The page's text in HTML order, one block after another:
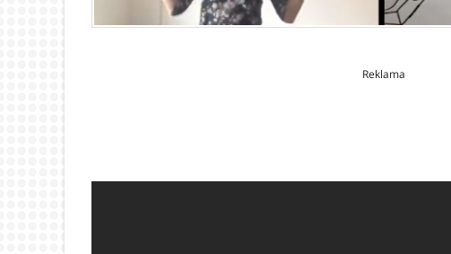
Reklama